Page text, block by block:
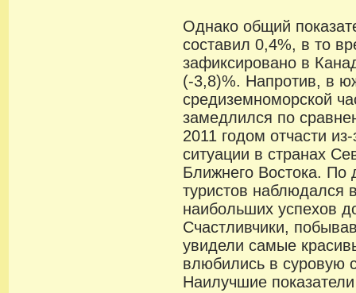
Однако общий
составил 0,4%, в то
зафиксировано в
(-3,8)%. Напротив, в
средиземноморской
замедлился по
2011 годом отчасти
ситуации в странах
Ближнего Востока.
туристов наблюдался
наибольших успехов
Счастливчики,
увидели самые
влюбились в суровую
Наилучшие